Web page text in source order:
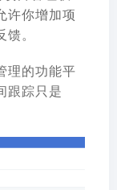
许你增加项
。
理的功能平
跟踪只是